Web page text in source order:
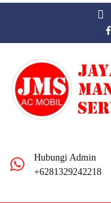
Hubungi Admin
+6281329242218